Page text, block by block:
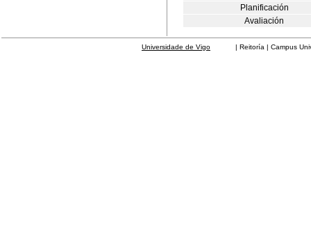
Planificación
Avaliación
Universidade de Vigo | Reitoría | Campus